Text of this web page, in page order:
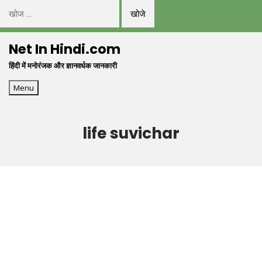
निम्न
को
खोजें:Net In Hindi.com
हिंदी में मनोरंजक और ज्ञानवर्धक जानकारी
Menu
life suvichar